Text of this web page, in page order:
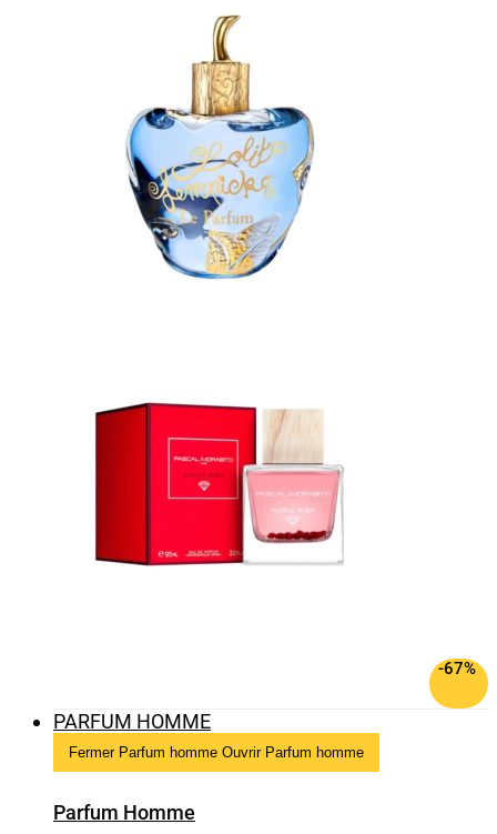
-67%
PARFUM HOMME
Fermer Parfum homme Ouvrir Parfum homme
Parfum Homme